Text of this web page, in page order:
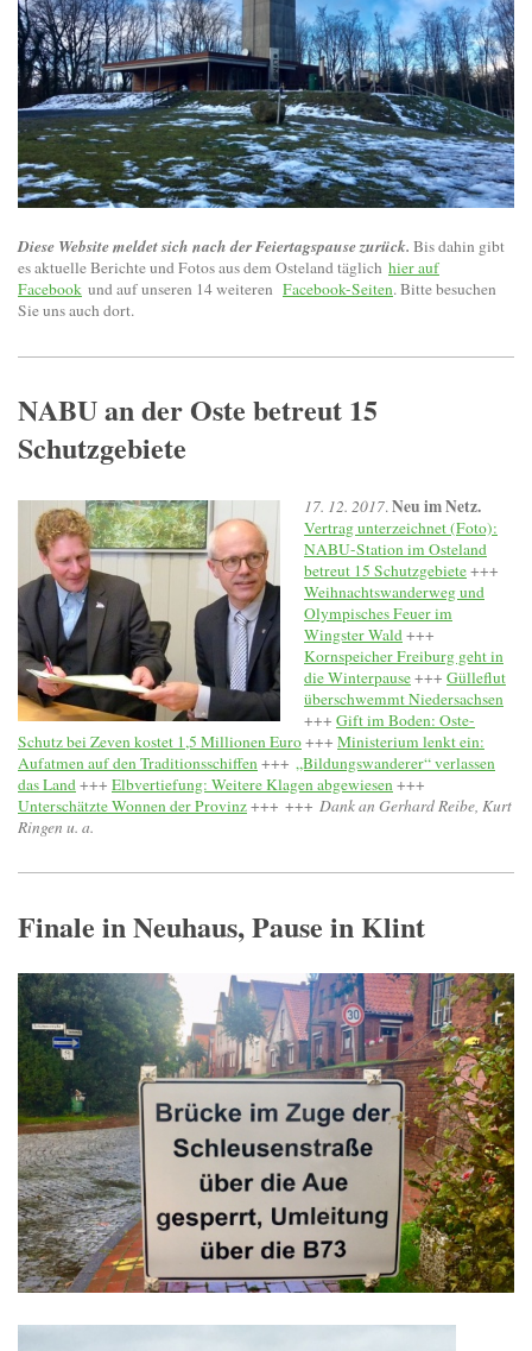
Diese Website meldet sich nach der Feiertagspause zurück. Bis dahin gibt
es aktuelle Berichte und Fotos aus dem Osteland täglich hier auf
Facebook und auf unseren 14 weiteren Facebook-Seiten. Bitte besuchen
Sie uns auch dort.
NABU an der Oste betreut 15
Schutzgebiete
17. 12. 2017.Neu im Netz.
Vertrag unterzeichnet (Foto):
NABU-Station im Osteland
betreut 15 Schutzgebiete+++
Weihnachtswanderweg und
Olympisches Feuer im
Wingster Wald+++
Kornspeicher Freiburg geht in
die Winterpause+++ Gülleflut
überschwemmt Niedersachsen
+++ Gift im Boden: Oste-
Schutz bei Zeven kostet 1,5 Millionen Euro+++ Ministerium lenkt ein:
Aufatmen auf den Traditionsschiffen+++ „Bildungswanderer“ verlassen
das Land+++ Elbvertiefung: Weitere Klagen abgewiesen+++
Unterschätzte Wonnen der Provinz+++ +++ Dank an Gerhard Reibe, Kurt
Ringen u. a.
Finale in Neuhaus, Pause in Klint